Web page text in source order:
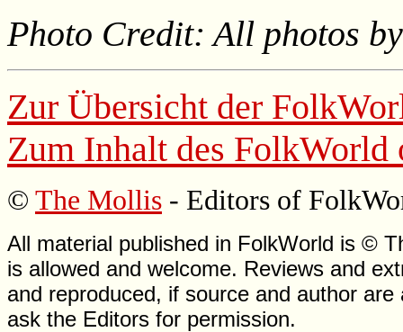
Photo Credit: All photos
Zur Übersicht der
Zum Inhalt des FolkWorld
© The Mollis - Editors of
All material published in FolkWorld is ©
is allowed and welcome. Reviews and
and reproduced, if source and author
ask the Editors for permission.